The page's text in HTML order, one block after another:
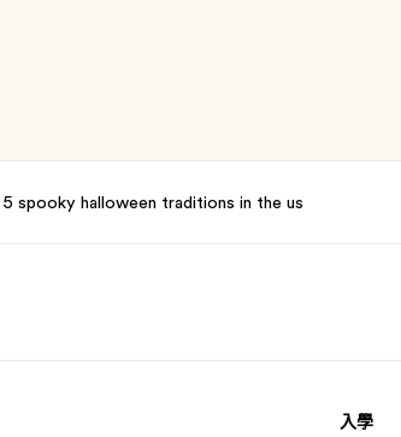
5 spooky halloween traditions in the us
入學